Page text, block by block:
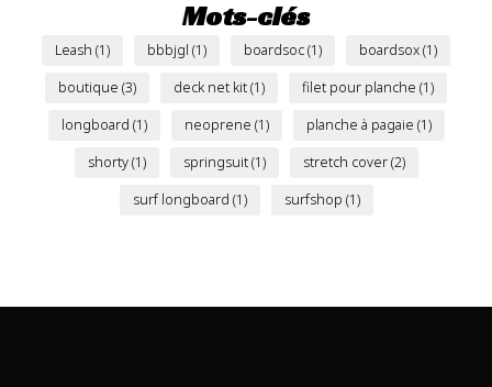
Mots-clés
Leash (1) bbbjgl (1) boardsoc(1) boardsox(1)
boutique (3) deck net kit(1) filet pour planche (1)
longboard (1) neoprene (1) planche à pagaie (1)
shorty(1) springsuit(1) stretch cover(2)
surf longboard (1) surfshop (1)